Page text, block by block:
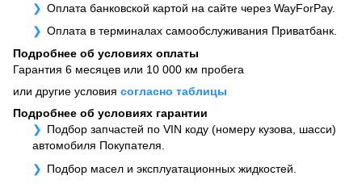
Оплата банковской картой на сайте через WayForPay.
Оплата в терминалах самообслуживания Приватбанк.
Подробнее об условиях оплаты
Гарантия 6 месяцев или 10 000 км пробега
или другие условия согласно таблицы
Подробнее об условиях гарантии
Подбор запчастей по VIN коду (номеру кузова, шасси)
автомобиля Покупателя.
Подбор масел и эксплуатационных жидкостей.